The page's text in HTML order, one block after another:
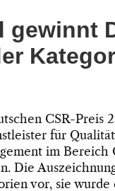
gewinnt
CSR-Preis
für
im
Die
vor, sie wurde